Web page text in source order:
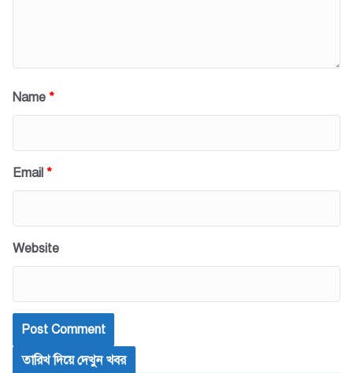
Name *
Email *
Website
তারিখ দিয়ে দেখুন খবর